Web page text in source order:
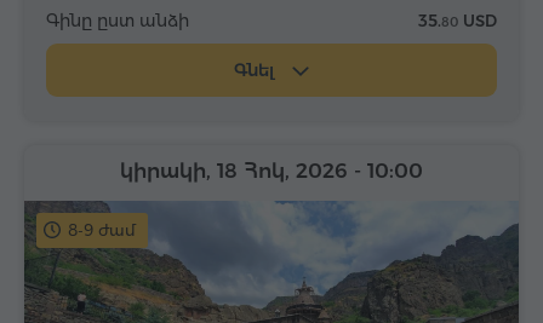
Գինը ըստ անձի 35.80 USD
Գնել
8-9 ժամ
կիրակի, 18 Հոկ, 2026 - 10:00